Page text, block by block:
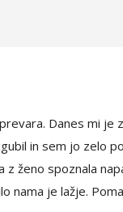
Danes mi je
in sem jo zelo
z ženo spoznala
nama je lažje.